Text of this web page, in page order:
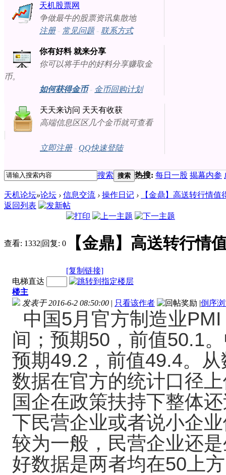
天机股票网
争做最牛的股票资讯集散地
注册- 常见问题- 联系方式
你有好料 就来分享
你可以将手中的好料分享赚取金
币。
如何获得金币- 金币回购计划
天天来访问 天天有收获
高端信息区区几个金币就可查看
立即注册- QQ快速登陆
搜索 搜索 热搜: 每日一股 揭幕内参
天机论坛»论坛 › 信息交流 › 操作日记 ›
【金鼎】高送转行情值
返回列表
查看: 1332|回复: 0 【金鼎】高送转行情
[复制链接]
电梯直达
楼主
发表于 2016-6-2 08:50:00 | 只看该作者 |倒序
中国5月官方制造业
间；预期50，前值50.1
预期49.2，前值49.4。
数据在官方的统计口径
国企在政策扶持下整体
下民营企业或者说小企
较为一般，民营企业还
好数据是两者均在50上